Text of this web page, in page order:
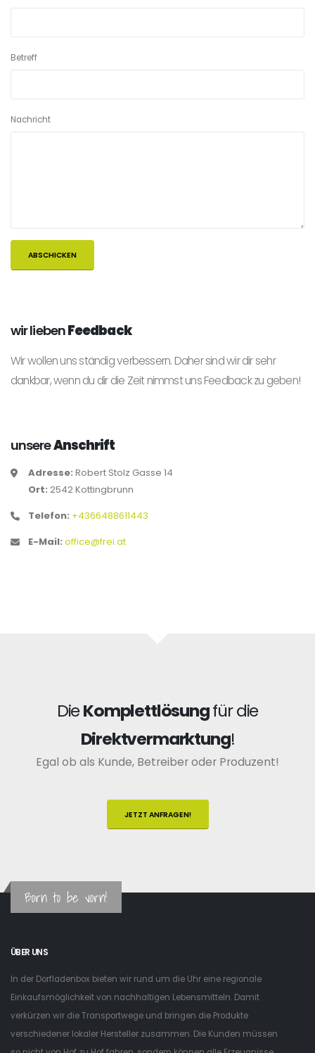
Betreff
Nachricht
wir liebenFeedback
Wir wollen uns ständig verbessern. Daher sind wir dir sehr
dankbar, wenn du dir die Zeit nimmst uns Feedback zu geben!
unsereAnschrift
Adresse: Robert Stolz Gasse 14
Ort: 2542 Kottingbrunn
Telefon: +4366488611443
E-Mail: office@frei.at
DieKomplettlösungfür die
Direktvermarktung!
Egal ob als Kunde, Betreiber oder Produzent!
JETZT ANFRAGEN!
Born to be vorn!
ÜBER UNS
In der Dorfladenbox bieten wir rund um die Uhr eine regionale
Einkaufsmöglichkeit von nachhaltigen Lebensmitteln. Damit
verkürzen wir die Transportwege und bringen die Produkte
verschiedener lokaler Hersteller zusammen. Die Kunden müssen